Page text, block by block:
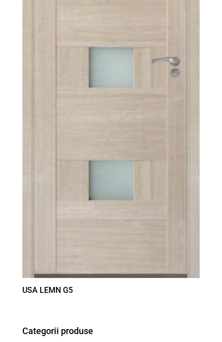
USA LEMN G5
Categorii produse